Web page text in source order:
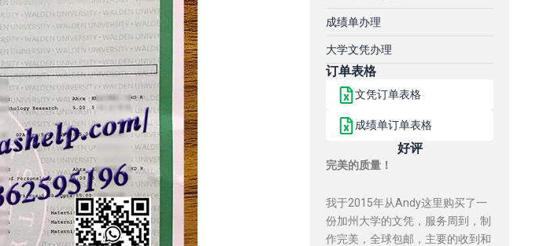
成绩单办理
大学文凭办理
订单表格
文凭订单表格
成绩单订单表格
好评
完美的质量！
我于2015年从Andy这里购买了一
份加州大学的文凭，服务周到，制
作完美，全球包邮，主要的收到和